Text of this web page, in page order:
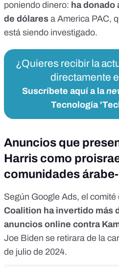
poniendo dinero: ha donado
de dólares a America PAC,
está siendo investigado.
¿Quieres recibir la
directamente
Suscríbete aquí a la
Tecnología
Anuncios que
Harris como
comunidades
Según Google Ads, el comité
Coalition ha invertido más
anuncios online contra
Joe Biden se retirara de la
de julio de 2024.